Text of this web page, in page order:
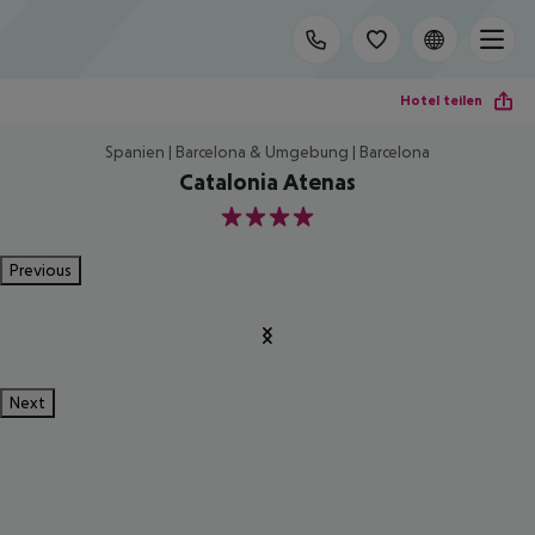
Hotel teilen
Spanien | Barcelona & Umgebung | Barcelona
Catalonia Atenas
4
Previous
Next